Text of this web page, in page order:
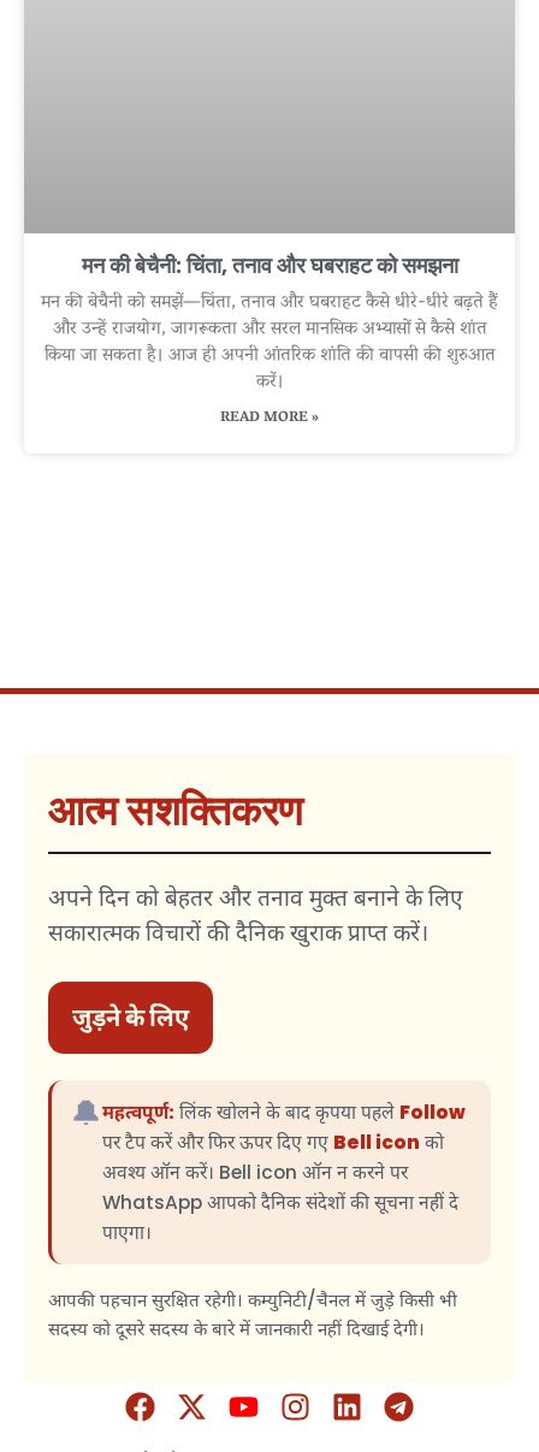
मन की बेचैनी: चिंता, तनाव और घबराहट को समझना
मन की बेचैनी को समझें—चिंता, तनाव और घबराहट कैसे धीरे-धीरे बढ़ते हैं
और उन्हें राजयोग, जागरूकता और सरल मानसिक अभ्यासों से कैसे शांत
किया जा सकता है। आज ही अपनी आंतरिक शांति की वापसी की शुरुआत
करें।
READ MORE »
आत्म सशक्तिकरण
अपने दिन को बेहतर और तनाव मुक्त बनाने के लिए
सकारात्मक विचारों की दैनिक खुराक प्राप्त करें।
जुड़ने के लिए
🔔महत्वपूर्ण: लिंक खोलने के बाद कृपया पहले Follow
पर टैप करें और फिर ऊपर दिए गए Bell icon को
अवश्य ऑन करें। Bell icon ऑन न करने पर
WhatsApp आपको दैनिक संदेशों की सूचना नहीं दे
पाएगा।
आपकी पहचान सुरक्षित रहेगी। कम्युनिटी/चैनल में जुड़े किसी भी
सदस्य को दूसरे सदस्य के बारे में जानकारी नहीं दिखाई देगी।